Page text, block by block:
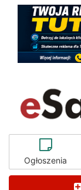
Ogłoszenia